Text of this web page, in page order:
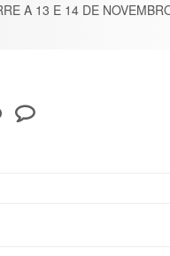
A 13 E 14 DE